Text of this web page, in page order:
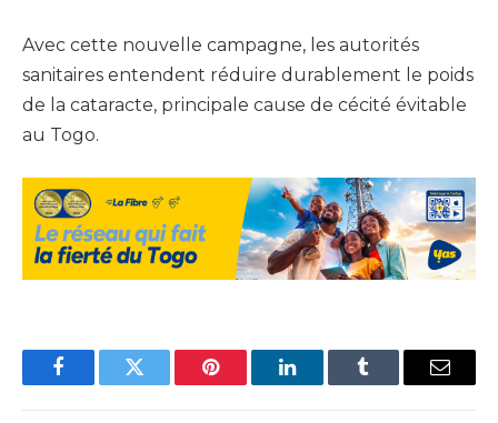
Avec cette nouvelle campagne, les autorités
sanitaires entendent réduire durablement le poids
de la cataracte, principale cause de cécité évitable
au Togo.
FacebookTwitter Pinterest LinkedInTumblr Email